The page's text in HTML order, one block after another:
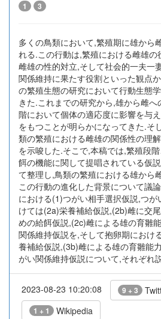
1 3
多くの鳥類において,繁殖期に雄から
れる.この行動は,繁殖における雌雄の
雌雄の性的対立,そして社会的一夫一
関係維持に果たす役割といった観点
の繁殖生態の研究において行動生態
きた.これまでの研究から,雄から雌
階において個体の適応度に影響を与
をもつことが明らかになってきた.そ
類の繁殖における雌雄の関係性の理
を示唆した.そこで,本稿では,繁殖段
餌の機能に関して提唱されている仮
て整理し,鳥類の繁殖における雄から
この行動の進化した背景について議
における(1)つがい相手選択仮説,つ
けては(2a)栄養補給仮説,(2b)雌に交
めの給餌仮説,(2c)雌による雄の育雛
関係維持仮説を,そして抱卵期におけ
養補給仮説,(3b)雌による雄の育雛能
がい関係維持仮説について,それぞれ
2023-08-23 10:20:08 9 + 3
1 + 1 Wikipedia